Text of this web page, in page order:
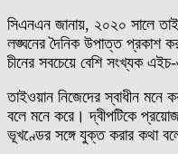
সিএনএন জানায়, ২০২০ সালে
লঙ্ঘনের দৈনিক উপাত্ত প্রকাশ
চীনের সবচেয়ে বেশি সংখ্যক
তাইওয়ান নিজেদের স্বাধীন মনে
বলে মনে করে। দ্বীপটিকে
ভূখণ্ডের সঙ্গে যুক্ত করার কথা